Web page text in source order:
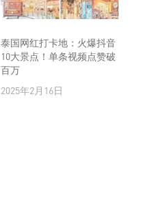
泰国网红打卡地：火爆抖音
10大景点！单条视频点赞破
百万
2025年2月16日